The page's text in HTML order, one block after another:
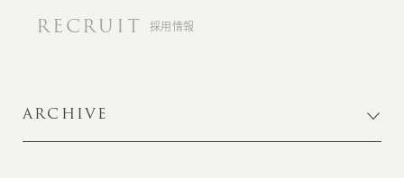
RECRUIT 採用情報
ARCHIVE